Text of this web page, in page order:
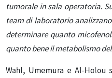
tumorale in sala operatoria.
team di laboratorio
determinare quanto
quanto bene il metabolismo
Wahl, Umemura e Al-Holou